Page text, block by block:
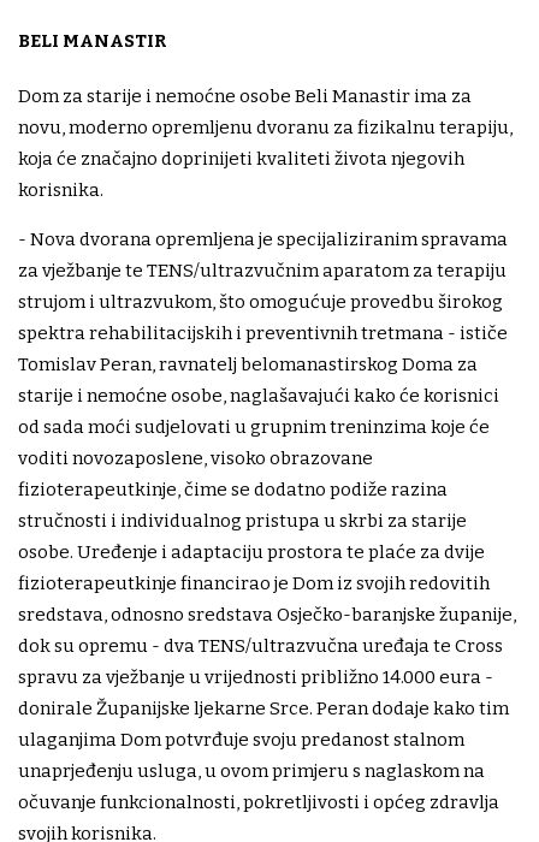
BELI MANASTIR
Dom za starije i nemoćne osobe Beli Manastir ima za
novu, moderno opremljenu dvoranu za fizikalnu terapiju,
koja će značajno doprinijeti kvaliteti života njegovih
korisnika.
- Nova dvorana opremljena je specijaliziranim spravama
za vježbanje te TENS/ultrazvučnim aparatom za terapiju
strujom i ultrazvukom, što omogućuje provedbu širokog
spektra rehabilitacijskih i preventivnih tretmana - ističe
Tomislav Peran, ravnatelj belomanastirskog Doma za
starije i nemoćne osobe, naglašavajući kako će korisnici
od sada moći sudjelovati u grupnim treninzima koje će
voditi novozaposlene, visoko obrazovane
fizioterapeutkinje, čime se dodatno podiže razina
stručnosti i individualnog pristupa u skrbi za starije
osobe. Uređenje i adaptaciju prostora te plaće za dvije
fizioterapeutkinje financirao je Dom iz svojih redovitih
sredstava, odnosno sredstava Osječko-baranjske županije,
dok su opremu - dva TENS/ultrazvučna uređaja te Cross
spravu za vježbanje u vrijednosti približno 14.000 eura -
donirale Županijske ljekarne Srce. Peran dodaje kako tim
ulaganjima Dom potvrđuje svoju predanost stalnom
unaprjeđenju usluga, u ovom primjeru s naglaskom na
očuvanje funkcionalnosti, pokretljivosti i općeg zdravlja
svojih korisnika.